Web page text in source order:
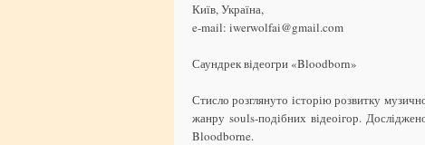
Київ, Україна,
e-mail: iwerwolfai@gmail.com
Саундрек відеогри «Bloodborn»
Стисло розглянуто історію розвитку
жанру souls-подібних відеоігор.
Bloodborne.